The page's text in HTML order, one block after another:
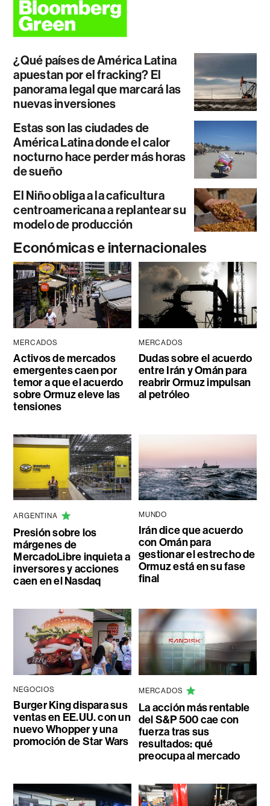
¿Qué países de América Latina
apuestan por el fracking? El
panorama legal que marcará las
nuevas inversiones
Estas son las ciudades de
América Latina donde el calor
nocturno hace perder más horas
de sueño
El Niño obliga a la caficultura
centroamericana a replantear su
modelo de producción
Económicas e internacionales
MERCADOS
Activos de mercados
emergentes caen por
temor a que el acuerdo
sobre Ormuz eleve las
tensiones
MERCADOS
Dudas sobre el acuerdo
entre Irán y Omán para
reabrir Ormuz impulsan
al petróleo
ARGENTINA
Presión sobre los
márgenes de
MercadoLibre inquieta a
inversores y acciones
caen en el Nasdaq
MUNDO
Irán dice que acuerdo
con Omán para
gestionar el estrecho de
Ormuz está en su fase
final
NEGOCIOS
Burger King dispara sus
ventas en EE.UU. con un
nuevo Whopper y una
promoción de Star Wars
MERCADOS
La acción más rentable
del S&P 500 cae con
fuerza tras sus
resultados: qué
preocupa al mercado